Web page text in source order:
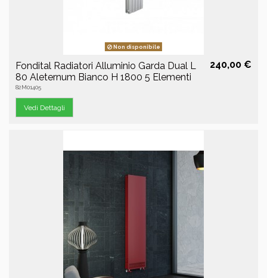
Non disponibile
Fondital Radiatori Alluminio Garda Dual L
80 Aleternum Bianco H 1800 5 Elementi
82M01405
240,00 €
Vedi Dettagli